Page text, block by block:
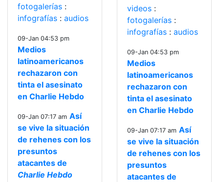
fotogalerías :
infografías : audios
09-Jan 04:53 pm
Medios
latinoamericanos
rechazaron con
tinta el asesinato
en Charlie Hebdo
09-Jan 07:17 am Así
se vive la situación
de rehenes con los
presuntos
atacantes de
Charlie Hebdo
videos :
fotogalerías :
infografías : audios
09-Jan 04:53 pm
Medios
latinoamericanos
rechazaron con
tinta el asesinato
en Charlie Hebdo
09-Jan 07:17 am Así
se vive la situación
de rehenes con los
presuntos
atacantes de